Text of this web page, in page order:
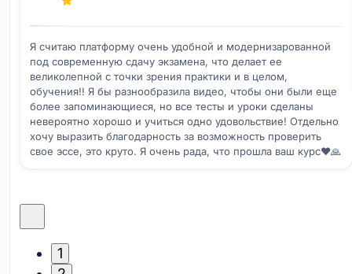
Я считаю платформу очень удобной и модернизарованной
под современную сдачу экзамена, что делает ее
великолепной с точки зрения практики и в целом,
обучения!! Я бы разнообразила видео, чтобы они были еще
более запоминающиеся, но все тесты и уроки сделаны
невероятно хорошо и учиться одно удовольствие! Отдельно
хочу выразить благодарность за возможность проверить
свое эссе, это круто. Я очень рада, что прошла ваш курс❤️🙏
1